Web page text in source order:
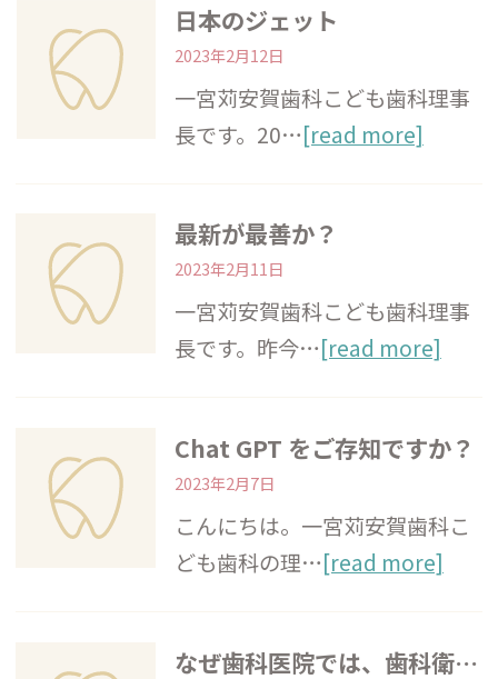
日本のジェット
2023年2月12日
一宮苅安賀歯科こども歯科理事
長です。20…[read more]
最新が最善か？
2023年2月11日
一宮苅安賀歯科こども歯科理事
長です。昨今…[read more]
Chat GPT をご存知ですか？
2023年2月7日
こんにちは。一宮苅安賀歯科こ
ども歯科の理…[read more]
なぜ歯科医院では、歯科衛生士の離職率が高いのか？